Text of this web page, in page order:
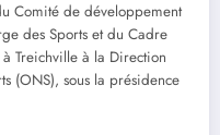
Comité de développement
des Sports et du Cadre
Treichville à la Direction
(ONS), sous la présidence